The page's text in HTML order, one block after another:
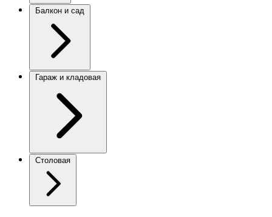
Балкон и сад
Гараж и кладовая
Столовая